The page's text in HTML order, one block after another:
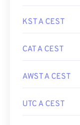
KST A CEST
CAT A CEST
AWST A CEST
UTC A CEST